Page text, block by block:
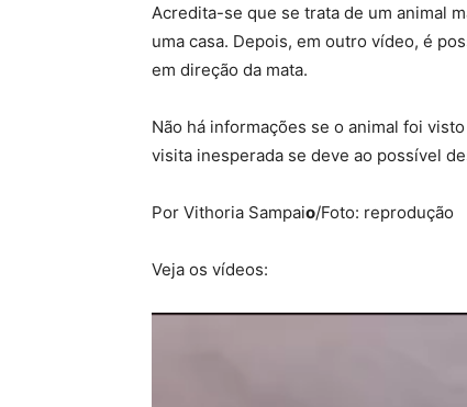
Acredita-se que se trata de um animal
uma casa. Depois, em outro vídeo, é
em direção da mata.
Não há informações se o animal foi
visita inesperada se deve ao possível
Por Vithoria Sampaio/Foto: reprodução
Veja os vídeos: